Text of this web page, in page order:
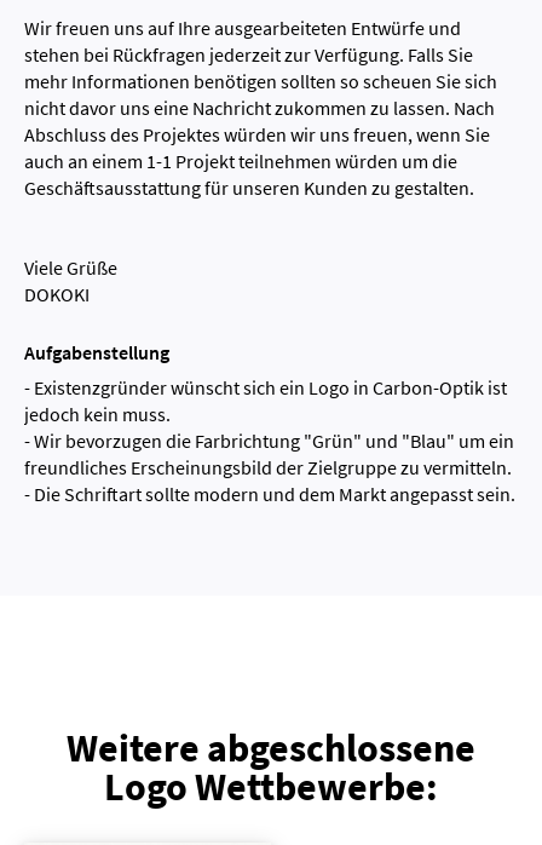
Wir freuen uns auf Ihre ausgearbeiteten Entwürfe und
stehen bei Rückfragen jederzeit zur Verfügung. Falls Sie
mehr Informationen benötigen sollten so scheuen Sie sich
nicht davor uns eine Nachricht zukommen zu lassen. Nach
Abschluss des Projektes würden wir uns freuen, wenn Sie
auch an einem 1-1 Projekt teilnehmen würden um die
Geschäftsausstattung für unseren Kunden zu gestalten.
Viele Grüße
DOKOKI
Aufgabenstellung
- Existenzgründer wünscht sich ein Logo in Carbon-Optik ist
jedoch kein muss.
- Wir bevorzugen die Farbrichtung "Grün" und "Blau" um ein
freundliches Erscheinungsbild der Zielgruppe zu vermitteln.
- Die Schriftart sollte modern und dem Markt angepasst sein.
Weitere abgeschlossene
Logo Wettbewerbe: